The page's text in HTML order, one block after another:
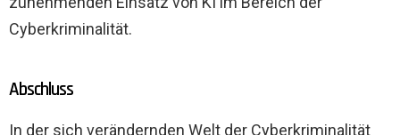
Cyberkriminalität.
Abschluss
In der sich verändernden Welt der Cyberkriminalität